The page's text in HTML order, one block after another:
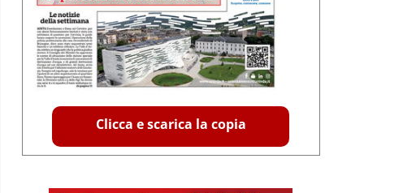
Clicca e scarica la copia